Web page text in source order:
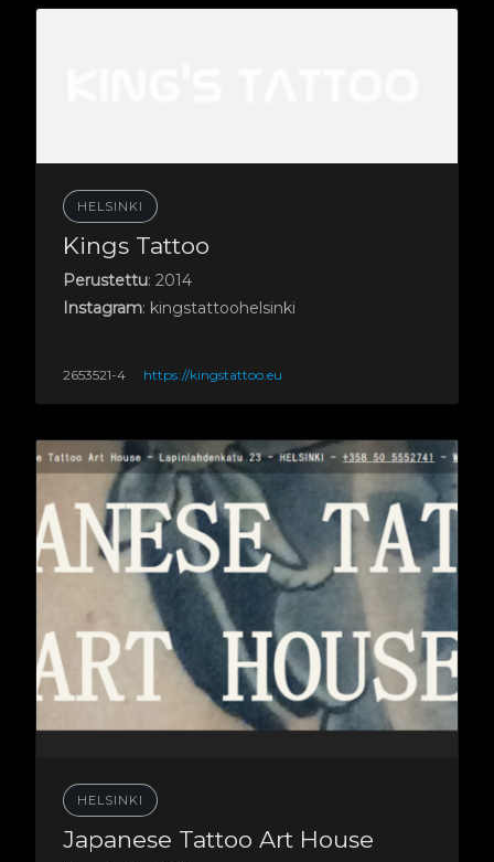
HELSINKI
Kings Tattoo
Perustettu: 2014
Instagram: kingstattoohelsinki
2653521-4 https://kingstattoo.eu
HELSINKI
Japanese Tattoo Art House